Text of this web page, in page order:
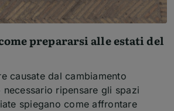
prepararsi alle estati del
causate dal cambiamento
ripensare gli spazi
spiegano come affrontare